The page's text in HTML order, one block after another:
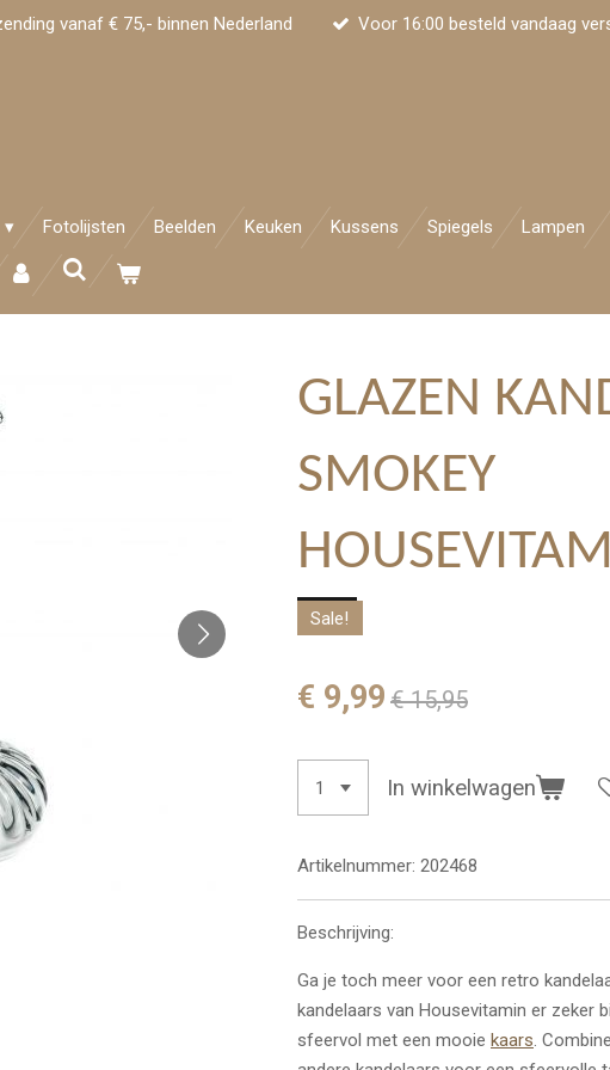
vanaf € 75,- binnen Nederland Voor 16:00 besteld vandaag
Fotolijsten Beelden Keuken Kussens Spiegels Lampen
GLAZEN
SMOKEY
Sale!
€ 9,99 € 15,95
In winkelwagen
Artikelnummer: 202468
Beschrijving:
Ga je toch meer voor een retro
kandelaars van Housevitamin er zeker
sfeervol met een mooie kaars.